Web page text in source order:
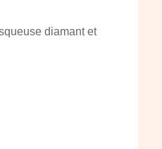
diamant et